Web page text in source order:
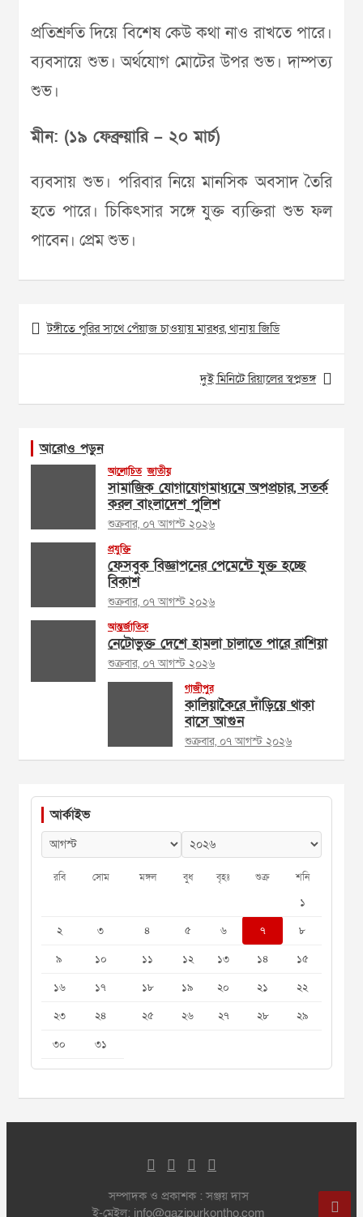
প্রতিশ্রুতি দিয়ে বিশেষ কেউ কথা নাও রাখতে পারে।
ব্যবসায়ে শুভ। অর্থযোগ মোটের উপর শুভ। দাম্পত্য
শুভ।
মীন: (১৯ ফেব্রুয়ারি – ২০ মার্চ)
ব্যবসায় শুভ। পরিবার নিয়ে মানসিক অবসাদ তৈরি
হতে পারে। চিকিৎসার সঙ্গে যুক্ত ব্যক্তিরা শুভ ফল
পাবেন। প্রেম শুভ।
Post
navigation
টঙ্গীতে পুরির সাথে পেঁয়াজ চাওয়ায় মারধর, থানায় জিডি
দুই মিনিটে রিয়ালের স্বপ্নভঙ্গ
আরোও পড়ুন
আলোচিত জাতীয়
সামাজিক যোগাযোগমাধ্যমে অপপ্রচার, সতর্ক
করল বাংলাদেশ পুলিশ
শুক্রবার, ০৭ আগস্ট ২০২৬
প্রযুক্তি
ফেসবুক বিজ্ঞাপনের পেমেন্টে যুক্ত হচ্ছে
বিকাশ
শুক্রবার, ০৭ আগস্ট ২০২৬
আন্তর্জাতিক
নেটোভুক্ত দেশে হামলা চালাতে পারে রাশিয়া
শুক্রবার, ০৭ আগস্ট ২০২৬
গাজীপুর
কালিয়াকৈরে দাঁড়িয়ে থাকা
বাসে আগুন
শুক্রবার, ০৭ আগস্ট ২০২৬
আর্কাইভ
রবি সোম মঙ্গল বুধ বৃহঃ শুক্র শনি
১
২
৩ ৪ ৫ ৬ ৭
৮
৯
১০ ১১ ১২ ১৩ ১৪
১৫
১৬
১৭ ১৮ ১৯ ২০ ২১
২২
২৩
২৪ ২৫ ২৬ ২৭ ২৮
২৯
৩০
৩১
সম্পাদক ও প্রকাশক : সঞ্জয় দাস
ই-মেইল: info@gazipurkontho.com